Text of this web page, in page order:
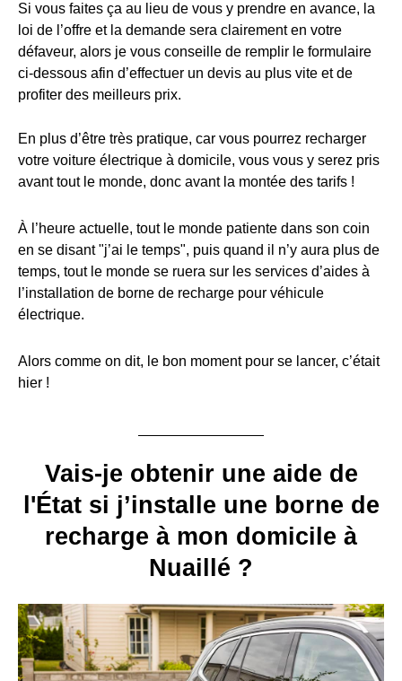
Si vous faites ça au lieu de vous y prendre en avance, la
loi de l’offre et la demande sera clairement en votre
défaveur, alors je vous conseille de remplir le formulaire
ci-dessous afin d’effectuer un devis au plus vite et de
profiter des meilleurs prix.
En plus d’être très pratique, car vous pourrez recharger
votre voiture électrique à domicile, vous vous y serez pris
avant tout le monde, donc avant la montée des tarifs !
À l’heure actuelle, tout le monde patiente dans son coin
en se disant "j’ai le temps", puis quand il n’y aura plus de
temps, tout le monde se ruera sur les services d’aides à
l’installation de borne de recharge pour véhicule
électrique.
Alors comme on dit, le bon moment pour se lancer, c’était
hier !
Vais-je obtenir une aide de
l'État si j’installe une borne de
recharge à mon domicile à
Nuaillé ?